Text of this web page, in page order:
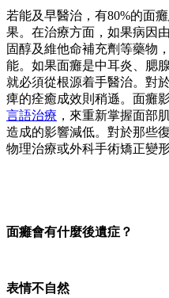
若能及早醫治，有80%的面
果。在治療方面，如果病因
固醇及維他命補充劑等藥物
能。如果面癱是中耳炎、腮
就必須從根源着手醫治。對
痺的痊癒成效則稍遜。面癱
言語治療 ，來重新掌握面部
造成的影響減低。對於那些
物理治療或外科手術矯正變
面癱會有什麼後遺症？
表情不自然